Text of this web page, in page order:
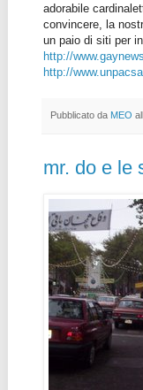
adorabile
convincere, la
un paio di siti per
http://
http://
Pubblicato da MEO
mr. do e le